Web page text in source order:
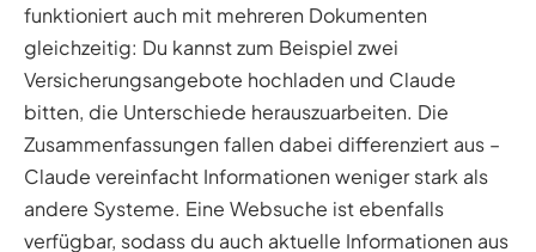
funktioniert auch mit mehreren Dokumenten
gleichzeitig: Du kannst zum Beispiel zwei
Versicherungsangebote hochladen und Claude
bitten, die Unterschiede herauszuarbeiten. Die
Zusammenfassungen fallen dabei differenziert aus –
Claude vereinfacht Informationen weniger stark als
andere Systeme. Eine Websuche ist ebenfalls
verfügbar, sodass du auch aktuelle Informationen aus